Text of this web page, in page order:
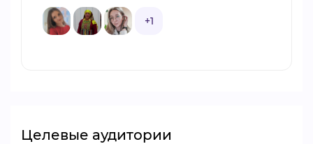
+1
Целевые аудитории